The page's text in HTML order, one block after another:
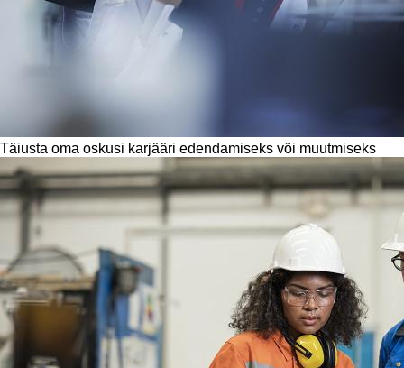
Täiusta oma oskusi karjääri edendamiseks või muutmiseks